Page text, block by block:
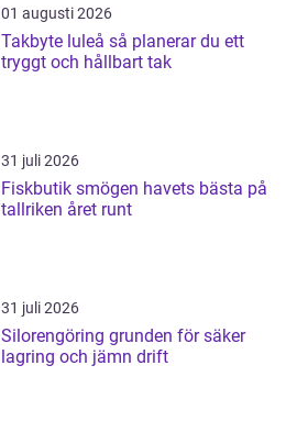
01 augusti 2026
Takbyte luleå så planerar du ett
tryggt och hållbart tak
31 juli 2026
Fiskbutik smögen havets bästa på
tallriken året runt
31 juli 2026
Silorengöring grunden för säker
lagring och jämn drift